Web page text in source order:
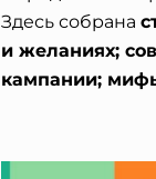
Здесь собрана
и желаниях;
кампании;